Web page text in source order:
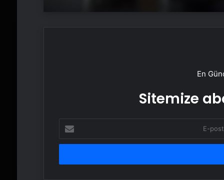
En
Sitemize
posta
adresinizi